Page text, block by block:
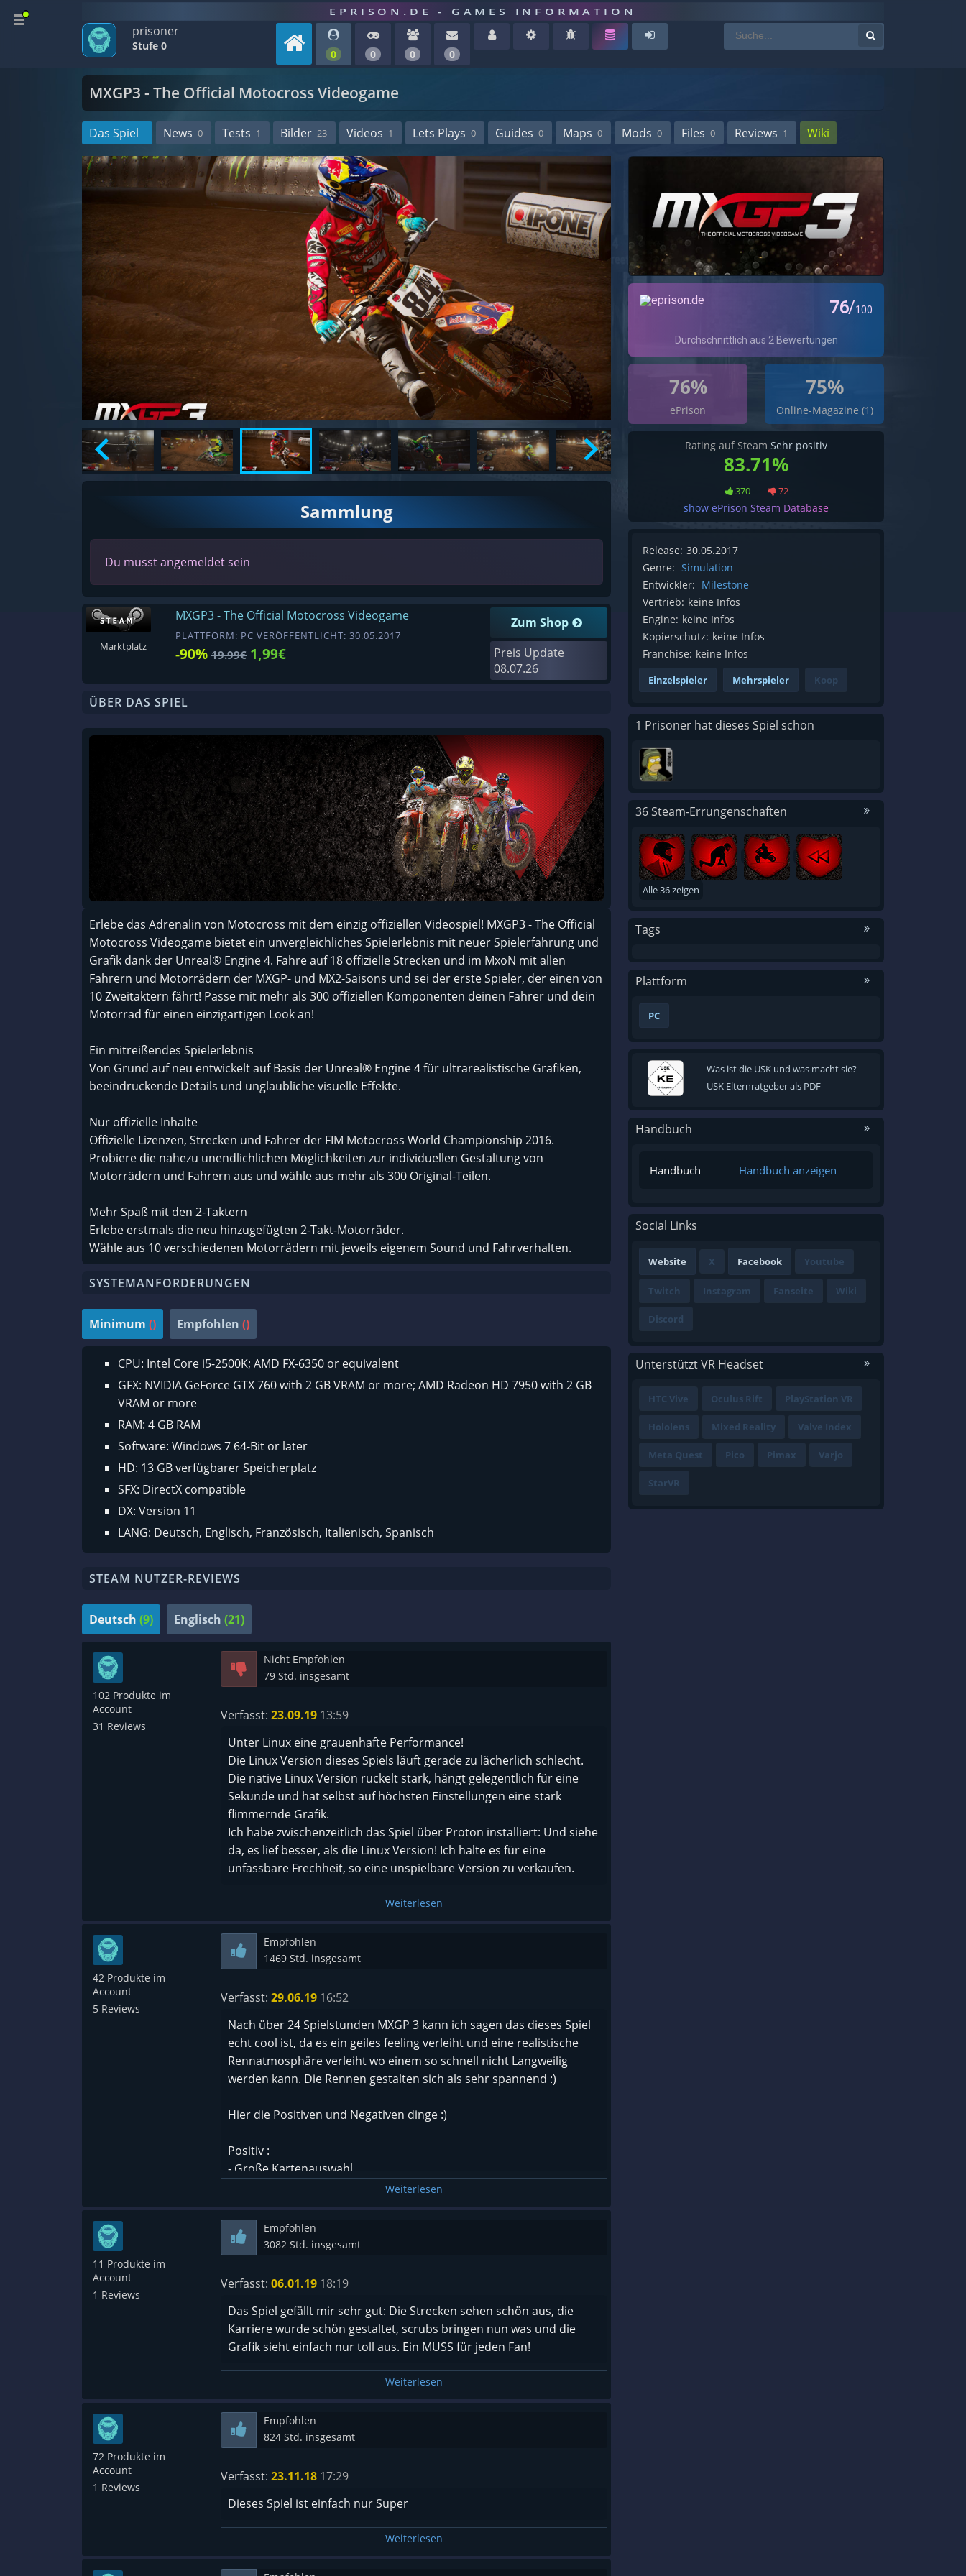
EPRISON.DE - GAMES INFORMATION
prisoner
Stufe 0
0 0 0 0
MXGP3 - The Official Motocross Videogame
Das Spiel News 0 Tests 1 Bilder 23 Videos 1 Lets Plays 0 Guides 0 Maps 0 Mods 0 Files 0 Reviews 1 Wiki
Sammlung
Du musst angemeldet sein
Marktplatz
MXGP3 - The Official Motocross Videogame
PLATTFORM: PC VERÖFFENTLICHT: 30.05.2017
-90% 19.99€ 1,99€
Zum Shop
Preis Update
08.07.26
ÜBER DAS SPIEL
Erlebe das Adrenalin von Motocross mit dem einzig offiziellen Videospiel! MXGP3 - The Official
Motocross Videogame bietet ein unvergleichliches Spielerlebnis mit neuer Spielerfahrung und
Grafik dank der Unreal® Engine 4. Fahre auf 18 offizielle Strecken und im MxoN mit allen
Fahrern und Motorrädern der MXGP- und MX2-Saisons und sei der erste Spieler, der einen von
10 Zweitaktern fährt! Passe mit mehr als 300 offiziellen Komponenten deinen Fahrer und dein
Motorrad für einen einzigartigen Look an!
Ein mitreißendes Spielerlebnis
Von Grund auf neu entwickelt auf Basis der Unreal® Engine 4 für ultrarealistische Grafiken,
beeindruckende Details und unglaubliche visuelle Effekte.
Nur offizielle Inhalte
Offizielle Lizenzen, Strecken und Fahrer der FIM Motocross World Championship 2016.
Probiere die nahezu unendlichlichen Möglichkeiten zur individuellen Gestaltung von
Motorrädern und Fahrern aus und wähle aus mehr als 300 Original-Teilen.
Mehr Spaß mit den 2-Taktern
Erlebe erstmals die neu hinzugefügten 2-Takt-Motorräder.
Wähle aus 10 verschiedenen Motorrädern mit jeweils eigenem Sound und Fahrverhalten.
SYSTEMANFORDERUNGEN
Minimum () Empfohlen ()
CPU: Intel Core i5-2500K; AMD FX-6350 or equivalent
GFX: NVIDIA GeForce GTX 760 with 2 GB VRAM or more; AMD Radeon HD 7950 with 2 GB
VRAM or more
RAM: 4 GB RAM
Software: Windows 7 64-Bit or later
HD: 13 GB verfügbarer Speicherplatz
SFX: DirectX compatible
DX: Version 11
LANG: Deutsch, Englisch, Französisch, Italienisch, Spanisch
STEAM NUTZER-REVIEWS
Deutsch (9) Englisch (21)
102 Produkte im
Account
31 Reviews
Nicht Empfohlen
79 Std. insgesamt
Verfasst: 23.09.1913:59
Unter Linux eine grauenhafte Performance!
Die Linux Version dieses Spiels läuft gerade zu lächerlich schlecht.
Die native Linux Version ruckelt stark, hängt gelegentlich für eine
Sekunde und hat selbst auf höchsten Einstellungen eine stark
flimmernde Grafik.
Ich habe zwischenzeitlich das Spiel über Proton installiert: Und siehe
da, es lief besser, als die Linux Version! Ich halte es für eine
unfassbare Frechheit, so eine unspielbare Version zu verkaufen.
Weiterlesen
42 Produkte im
Account
5 Reviews
Empfohlen
1469 Std. insgesamt
Verfasst: 29.06.1916:52
Nach über 24 Spielstunden MXGP 3 kann ich sagen das dieses Spiel
echt cool ist, da es ein geiles feeling verleiht und eine realistische
Rennatmosphäre verleiht wo einem so schnell nicht Langweilig
werden kann. Die Rennen gestalten sich als sehr spannend :)
Hier die Positiven und Negativen dinge :)
Positiv :
- Große Kartenauswahl
- schöne Grafik
- eine große auswahl an Motocross Maschinen und Tuning teilen.
- kleine Erweiterungen durch DLC´s
-Realistisch einstellbare Rennen bzw Rennwochenenden
- Trotz der relativ guten KI gibt es manchmal echt verbuggte
Situationen durch das Fahrverhalten der KI, welches somit schnell
mal sehr nerven kann.
Aber trotzdem
Kleinere schwierigkeiten sind nie wegzudenken, jedoch macht das
Weiterlesen
11 Produkte im
Account
1 Reviews
Empfohlen
3082 Std. insgesamt
Verfasst: 06.01.1918:19
Das Spiel gefällt mir sehr gut: Die Strecken sehen schön aus, die
Karriere wurde schön gestaltet, scrubs bringen nun was und die
Grafik sieht einfach nur toll aus. Ein MUSS für jeden Fan!
Weiterlesen
72 Produkte im
Account
1 Reviews
Empfohlen
824 Std. insgesamt
Verfasst: 23.11.1817:29
Dieses Spiel ist einfach nur Super
Weiterlesen
76%
ePrison
75%
Online-Magazine (1)
Rating auf Steam Sehr positiv
83.71%
370 72
show ePrison Steam Database
Release: 30.05.2017
Genre: Simulation
Entwickler: Milestone
Vertrieb: keine Infos
Engine: keine Infos
Kopierschutz: keine Infos
Franchise: keine Infos
Einzelspieler Mehrspieler Koop
1 Prisoner hat dieses Spiel schon
36 Steam-Errungenschaften
Alle 36 zeigen
Tags
Plattform
PC
Was ist die USK und was macht sie?
USK Elternratgeber als PDF
Handbuch
Handbuch Handbuch anzeigen
Social Links
Website X Facebook Youtube
Twitch Instagram Fanseite Wiki
Discord
Unterstützt VR Headset
HTC Vive Oculus Rift PlayStation VR
Hololens Mixed Reality Valve Index
Meta Quest Pico Pimax Varjo
StarVR